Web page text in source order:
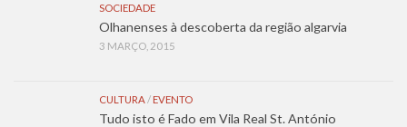
SOCIEDADE
Olhanenses à descoberta da região algarvia
3 MARÇO, 2015
CULTURA/ EVENTO
Tudo isto é Fado em Vila Real St. António